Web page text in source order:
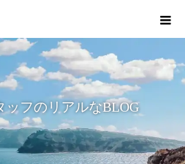
ッフのリアルなBLOG